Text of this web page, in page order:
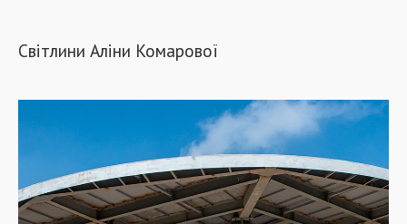
Світлини Аліни Комарової